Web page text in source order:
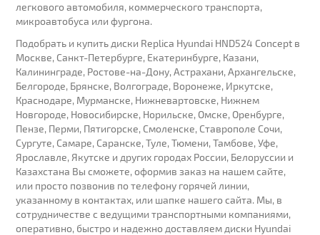
легкового автомобиля, коммерческого транспорта,
микроавтобуса или фургона.
Подобрать и купить диски Replica Hyundai HND524 Concept в
Москве, Санкт-Петербурге, Екатеринбурге, Казани,
Калининграде, Ростове-на-Дону, Астрахани, Архангельске,
Белгороде, Брянске, Волгограде, Воронеже, Иркутске,
Краснодаре, Мурманске, Нижневартовске, Нижнем
Новгороде, Новосибирске, Норильске, Омске, Оренбурге,
Пензе, Перми, Пятигорске, Смоленске, Ставрополе Сочи,
Сургуте, Самаре, Саранске, Туле, Тюмени, Тамбове, Уфе,
Ярославле, Якутске и других городах России, Белоруссии и
Казахстана Вы сможете, оформив заказ на нашем сайте,
или просто позвонив по телефону горячей линии,
указанному в контактах, или шапке нашего сайта. Мы, в
сотрудничестве с ведущими транспортными компаниями,
оперативно, быстро и надежно доставляем диски Hyundai